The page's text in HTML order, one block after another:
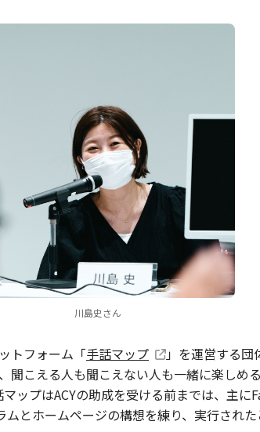
川島史さん
トフォーム「手話マップ
」を運営する団
聞こえる人も聞こえない人も一緒に楽しめ
ップはACYの助成を受ける前までは、主
とホームページの構想を練り、実行された